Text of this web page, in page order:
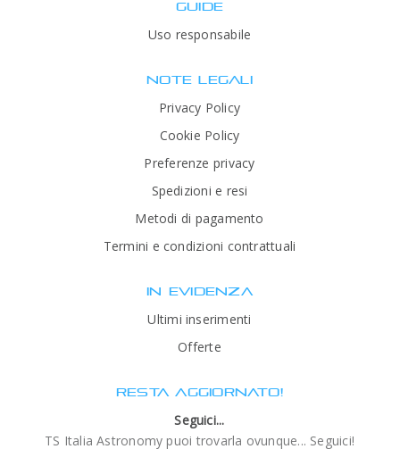
GUIDE
Uso responsabile
NOTE LEGALI
Privacy Policy
Cookie Policy
Preferenze privacy
Spedizioni e resi
Metodi di pagamento
Termini e condizioni contrattuali
IN EVIDENZA
Ultimi inserimenti
Offerte
RESTA AGGIORNATO!
Seguici...
TS Italia Astronomy puoi trovarla ovunque... Seguici!